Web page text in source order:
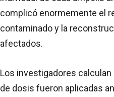
complicó enormemente el
contaminado y la
afectados.
Los investigadores
de dosis fueron aplicadas